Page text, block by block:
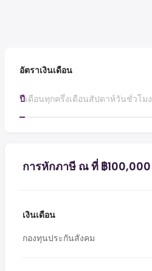
อัตราเงินเดือน
ปีเดือนทุกครึ่งเดือนสัปดาห์วันชั่วโมง
การหักภาษี ณ ที่ ฿100,000
เงินเดือน
กองทุนประกันสังคม